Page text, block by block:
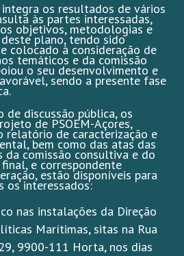
integra os resultados de vários
às partes interessadas,
objetivos, metodologias e
plano, tendo sido
colocado à consideração de
temáticos e da comissão
o seu desenvolvimento e
sendo a presente fase
de discussão pública, os
de PSOEM-Açores,
relatório de caracterização e
bem como das atas das
da comissão consultiva e do
e correspondente
estão disponíveis para
os interessados:
nas instalações da Direção
Marítimas, sitas na Rua
29, 9900-111 Horta, nos dias